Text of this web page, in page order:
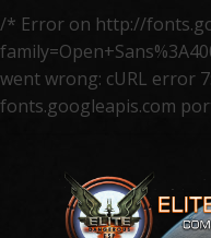
/* Error on http://
went wrong: cURL error
fonts.googleapis.com